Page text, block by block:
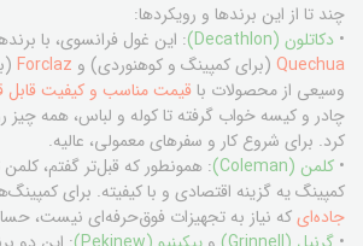
چند تا از این برندها و رویکردها:
• دکاتلون (Decathlon)
: این غول فرانسوی، با
Quechua (برای کمپینگ و کوهنوردی) و Forclaz
وسیعی از محصولات باقیمت مناسب و کیفیت قابل
چادر و کیسه خواب گرفته تا کوله و لباس، همه چیز
کرد. برای شروع کار و سفرهای معمولی، عالیه.
• کلمن (Coleman)
: همونطور که قبل‌تر گفتم، کلمن
کمپینگ یه گزینه اقتصادی و با کیفیته. برای
جاده‌ایکه نیاز به تجهیزات فوق‌حرفه‌ای نیست،